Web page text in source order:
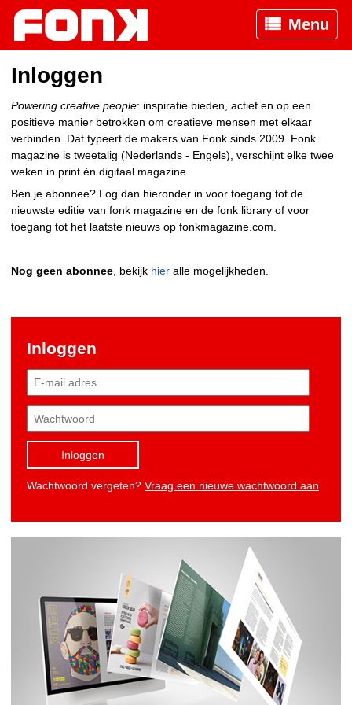
Menu
Inloggen
Powering creative people: inspiratie bieden, actief en op een
positieve manier betrokken om creatieve mensen met elkaar
verbinden. Dat typeert de makers van Fonk sinds 2009. Fonk
magazine is tweetalig (Nederlands - Engels), verschijnt elke twee
weken in print èn digitaal magazine.
Ben je abonnee? Log dan hieronder in voor toegang tot de
nieuwste editie van fonk magazine en de fonk library of voor
toegang tot het laatste nieuws op fonkmagazine.com.
Nog geen abonnee , bekijk hier alle mogelijkheden.
Inloggen
Inloggen
Wachtwoord vergeten? Vraag een nieuwe wachtwoord aan